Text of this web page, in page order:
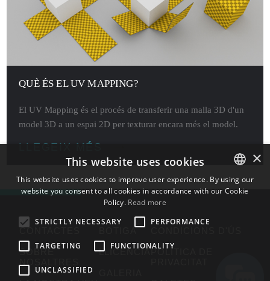
QUÈ ÉS EL UV MAPPING?
El UV Mapping és el procés de transferir una malla 3D d'un
model 3D a un espai 2D per texturar encara més el model.
LLEGEIX MÉS
CONTACTES
SOBRE
BOTIGA
LLICÈNCIAPOLÍTICA DE
ENGLISH
×
This website uses cookies
This website uses cookies to improve user experience. By using our
website you consent to all cookies in accordance with our Cookie
Policy. Read more
STRICTLY NECESSARY
PERFORMANCE
TARGETING FUNCTIONALITY
UNCLASSIFIED